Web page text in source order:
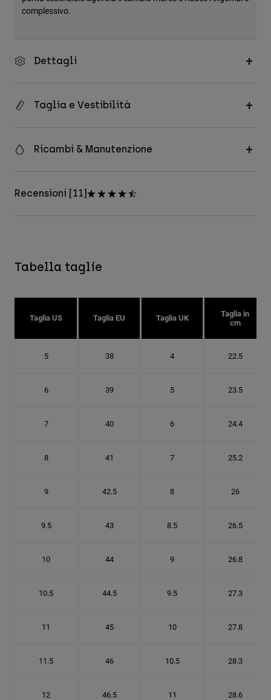
complessivo.
Dettagli
Taglia e Vestibilità
Ricambi & Manutenzione
Recensioni [11]
Tabella taglie
Taglia US Taglia EU Taglia UK
Taglia in
cm
5 38 4 22.5
6 39 5 23.5
7 40 6 24.4
8 41 7 25.2
9 42.5 8 26
9.5 43 8.5 26.5
10 44 9 26.8
10.5 44.5 9.5 27.3
11 45 10 27.8
11.5 46 10.5 28.3
12 46.5 11 28.6